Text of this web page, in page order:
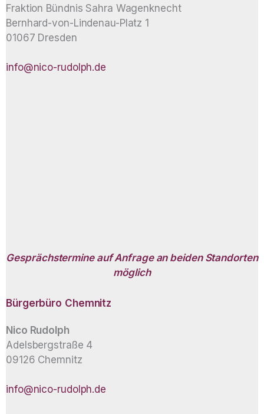
Fraktion Bündnis Sahra Wagenknecht
Bernhard-von-Lindenau-Platz 1
01067 Dresden
info@nico-rudolph.de
Gesprächstermine auf Anfrage an beiden Standorten
möglich
Bürgerbüro Chemnitz
Nico Rudolph
Adelsbergstraße 4
09126 Chemnitz
info@nico-rudolph.de